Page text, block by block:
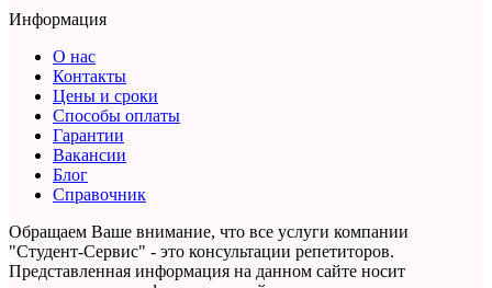
Информация
О нас
Контакты
Цены и сроки
Способы оплаты
Гарантии
Вакансии
Блог
Справочник
Обращаем Ваше внимание, что все услуги компании
"Студент-Сервис" - это консультации репетиторов.
Представленная информация на данном сайте носит